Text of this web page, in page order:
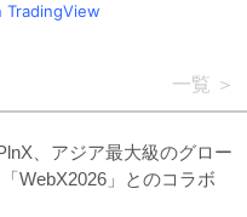
TradingView
一覧
、アジア最大級のグロー
WebX2026」とのコラボ